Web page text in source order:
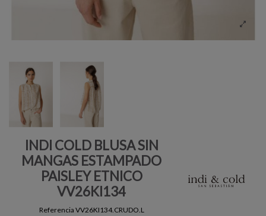
INDI COLD BLUSA SIN
MANGAS ESTAMPADO
PAISLEY ETNICO
VV26KI134
Referencia VV26KI134.CRUDO.L